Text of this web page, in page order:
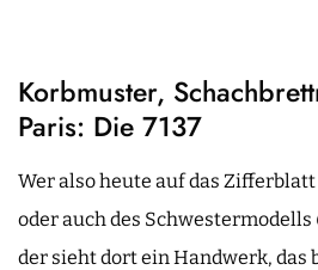
Korbmuster,
Paris: Die 7137
Wer also heute auf das
oder auch des Schwestermodells
der sieht dort ein Handwerk, das